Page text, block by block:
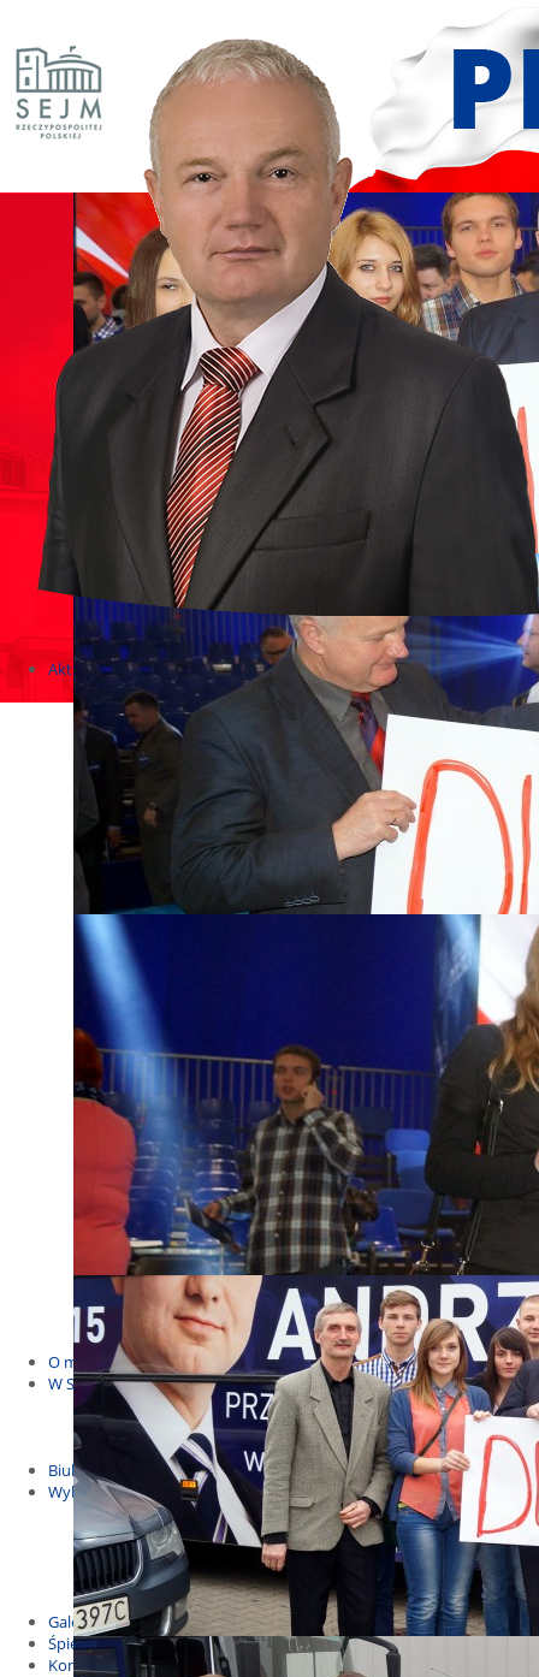
Aktualności
Zapowiedzi wydarzeń
KONKURSY 2020 - 2026
KOLONIE 2021 - 2026
Imprezy kulturalne - zaproszenia 2017
Różne
Konkursy 2017/2018
KONKURSY 2016/2017
KONKURSY 2015/2016
Konkursy 2014/2015
Wizyty w Parlamencie i Ministerstwach
Spotkania i debaty, PROTESTY, MARSZE
Debaty i spotkania 2017
Konkursy 2014
Różne
Praca w kampanii
Sejmowe
Budżet Obywatelski 2021
Dla dzieci i młodzieży
Msze, marsze i wiece
KOLONIE 2022
Wybory samorządowe 2018
Dożynki 2014
EUROWYBORY 2019
Debaty i spotkania 2016
Debaty i spotkania 2019
wybory
Kolonie Stegna 2020
Spotkanie w Bronowie
WYJAZDY
O mnie
W Sejmie
Patroni Roku 2016
Św. Jan Paweł II Patronem Roku 2015
10.04.2014 - Czwarta Roczniica Katastrofy Smoleńskiej
Biuletyny
Wybory
Wybory samorządowe
Wybory parlamentarne
Wybory do Parlamentu Europejskiego
Wybory prezydenckie 2020
Wybory 2014
Galeria
Śpiewnik
Kontakt